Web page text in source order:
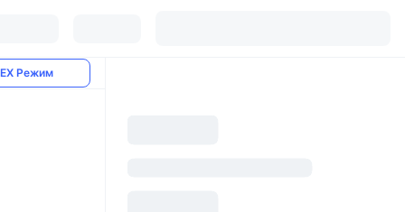
Режим